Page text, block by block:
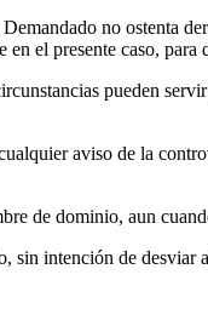
no ostenta
en el presente caso,
pueden
aviso de la
de dominio, aun
intención de desviar